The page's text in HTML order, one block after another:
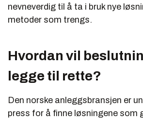
nevneverdig til å ta i bruk nye
metoder som trengs.
Hvordan vil
legge til rette?
Den norske anleggsbransjen er
press for å finne løsningene som